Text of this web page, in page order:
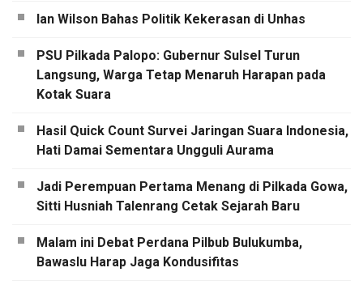
Ian Wilson Bahas Politik Kekerasan di Unhas
PSU Pilkada Palopo: Gubernur Sulsel Turun
Langsung, Warga Tetap Menaruh Harapan pada
Kotak Suara
Hasil Quick Count Survei Jaringan Suara Indonesia,
Hati Damai Sementara Ungguli Aurama
Jadi Perempuan Pertama Menang di Pilkada Gowa,
Sitti Husniah Talenrang Cetak Sejarah Baru
Malam ini Debat Perdana Pilbub Bulukumba,
Bawaslu Harap Jaga Kondusifitas